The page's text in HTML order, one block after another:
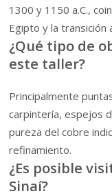
1300 y 1150 a.C.,
Egipto y la transición
¿Qué tipo de
este taller?
Principalmente
carpintería, espejos
pureza del cobre
refinamiento.
¿Es posible
Sinaí?